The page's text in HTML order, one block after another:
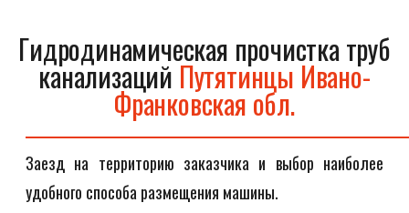
Гидродинамическая прочистка труб
канализаций Путятинцы Ивано-
Франковская обл.
Заезд на территорию заказчика и выбор наиболее
удобного способа размещения машины.